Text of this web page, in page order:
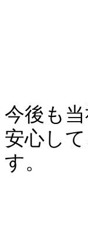
今後も
安心し
す。